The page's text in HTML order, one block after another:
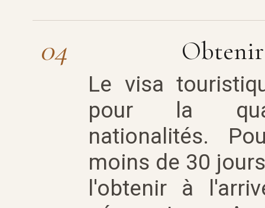
04
Le visa
pour la
nationalités.
moins de 30
l'obtenir à